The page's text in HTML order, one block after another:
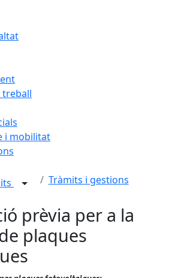
treball
i mobilitat
Tràmits i gestions
prèvia per a la
plaques